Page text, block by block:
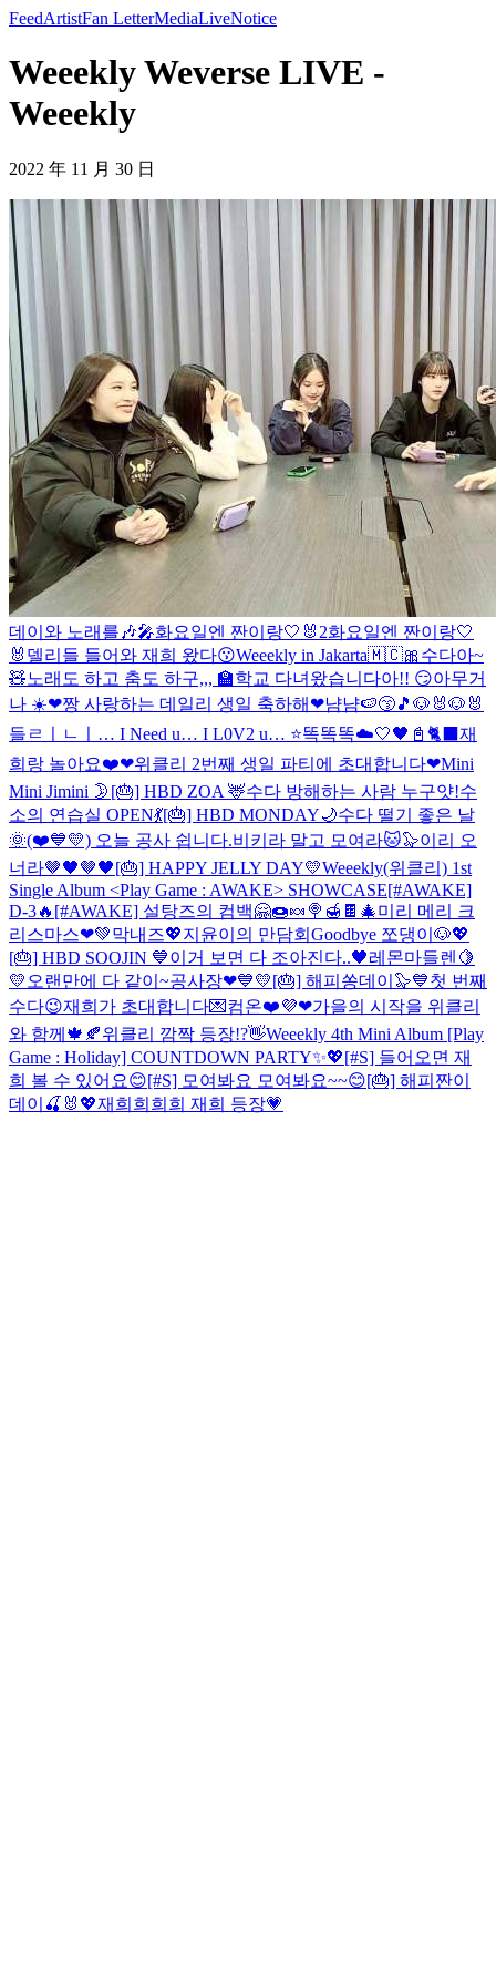
FeedArtistFan LetterMediaLiveNotice
Weeekly Weverse LIVE -
Weeekly
2022 年 11 月 30 日
데이와 노래를🎶🎤화요일엔 짠이랑🤍🐰2화요일엔 짠이랑🤍
🐰 델리들 들어와 재희 왔다😗Weeekly in Jakarta🇲🇨🎀수다아~
🧸노래도 하고 춤도 하구,,, 🏫학교 다녀왔습니다아!! 😏아무거
나 ☀️❤짱 사랑하는 데일리 생일 축하해❤냠냠🍉😙🎵 🐶🐰🐶🐰
들ㄹㅣㄴㅣ… I Need u… I L0V2 u… ⭐똑똑똑☁️🤍🖤📓🐈‍⬛ 재
희랑 놀아요❤️❤위클리 2번째 생일 파티에 초대합니다❤Mini
Mini Jimini 🌛 [🎂] HBD ZOA 🦌수다 방해하는 사람 누구얏!수
소의 연습실 OPEN💃[🎂] HBD MONDAY🌙수다 떨기 좋은 날
🌞(❤️💙💛) 오늘 공사 쉽니다.비키라 말고 모여라🐱🦭이리 오
너라🤎🖤🤎🖤[🎂] HAPPY JELLY DAY💛Weeekly(위클리) 1st
Single Album <Play Game : AWAKE> SHOWCASE[#AWAKE]
D-3🔥 [#AWAKE] 설탕즈의 컴백🤗🍩🍬🍭🍯🍫 🎄미리 메리 크
리스마스❤💚막내즈💖지윤이의 만담회 Goodbye 쪼댕이🐶💖
[🎂] HBD SOOJIN 💙이거 보면 다 조아진다..🖤레몬마들렌🍋
💛 오랜만에 다 같이~공사장❤💙💛[🎂] 해피쏭데이🦭💙첫 번째
수다😉재희가 초대합니다💌컴온❤️💜❤가을의 시작을 위클리
와 함께🍁🍂위클리 깜짝 등장!?👋Weeekly 4th Mini Album [Play
Game : Holiday] COUNTDOWN PARTY✨💖[#S] 들어오면 재
희 볼 수 있어요😊[#S] 모여봐요 모여봐요~~😊[🎂] 해피짠이
데이🍒🐰💖재희희희희 재희 등장💗